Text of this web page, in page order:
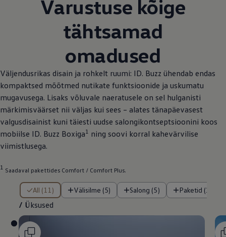
Varustuse kõige
tähtsamad
omadused
Väljendusrikas disain ja rohkelt ruumi: ID. Buzz ühendab endas
kompaktsed mõõtmed nutikate funktsioonide ja uskumatu
mugavusega. Lisaks võluvale naeratusele on sel hulganisti
märkimisväärset nii väljas kui sees – alates tänapäevasest
valgusdisainist kuni täiesti uudse salongikontseptsioonini koos
mobiilse ID. Buzz Boxiga1 ning soovi korral kahevärvilise
viimistlusega.
1 Saadaval pakettides Comfort / Comfort Plus.
All (11) Välisilme (5) Salong (5) Paketid (1)
/ Üksused
/ Üksused